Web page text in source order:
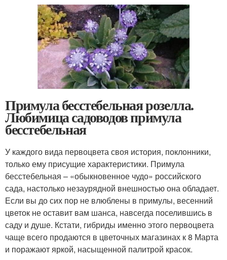
Примула бесстебельная розелла.
Любимица садоводов примула
бесстебельная
У каждого вида первоцвета своя история, поклонники,
только ему присущие характеристики. Примула
бесстебельная – «обыкновенное чудо» российского
сада, настолько незаурядной внешностью она обладает.
Если вы до сих пор не влюблены в примулы, весенний
цветок не оставит вам шанса, навсегда поселившись в
саду и душе. Кстати, гибриды именно этого первоцвета
чаще всего продаются в цветочных магазинах к 8 Марта
и поражают яркой, насыщенной палитрой красок.